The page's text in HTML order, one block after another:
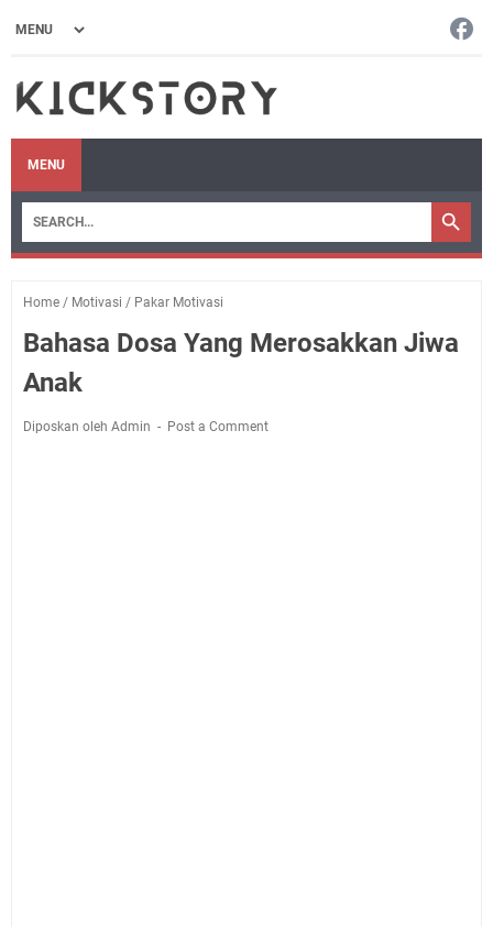
MENU
Home / Motivasi / Pakar Motivasi
Bahasa Dosa Yang Merosakkan Jiwa
Anak
Diposkan oleh Admin Post a Comment